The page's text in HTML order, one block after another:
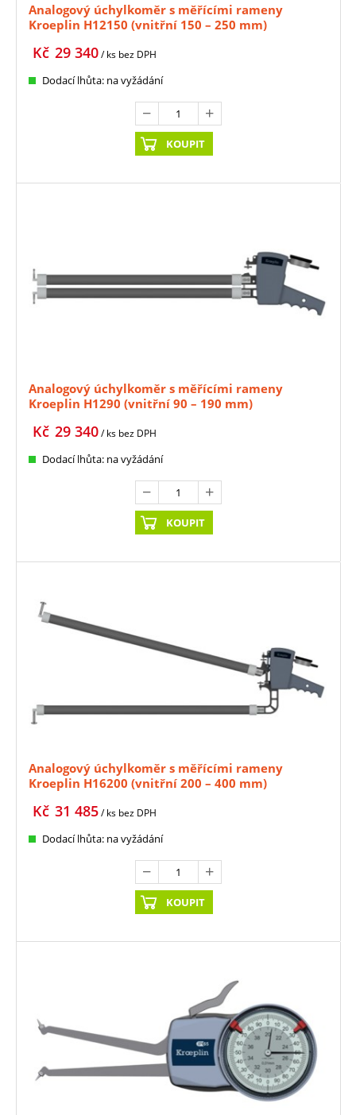
Analogový úchylkoměr s měřícími rameny
Kroeplin H12150 (vnitřní 150 – 250 mm)
29 340
Kč / ks bez DPH
Dodací lhůta: na vyžádání
KOUPIT
Analogový úchylkoměr s měřícími rameny
Kroeplin H1290 (vnitřní 90 – 190 mm)
29 340
Kč / ks bez DPH
Dodací lhůta: na vyžádání
KOUPIT
Analogový úchylkoměr s měřícími rameny
Kroeplin H16200 (vnitřní 200 – 400 mm)
31 485
Kč / ks bez DPH
Dodací lhůta: na vyžádání
KOUPIT